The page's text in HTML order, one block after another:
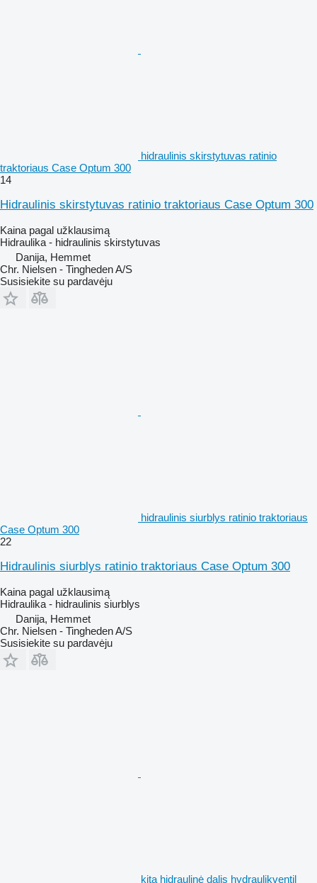
hidraulinis skirstytuvas ratinio
traktoriaus Case Optum 300
14
Hidraulinis skirstytuvas ratinio traktoriaus Case Optum 300
Kaina pagal užklausimą
Hidraulika - hidraulinis skirstytuvas
Danija, Hemmet
Chr. Nielsen - Tingheden A/S
Susisiekite su pardavėju
hidraulinis siurblys ratinio traktoriaus
Case Optum 300
22
Hidraulinis siurblys ratinio traktoriaus Case Optum 300
Kaina pagal užklausimą
Hidraulika - hidraulinis siurblys
Danija, Hemmet
Chr. Nielsen - Tingheden A/S
Susisiekite su pardavėju
kita hidraulinė dalis hydraulikventil